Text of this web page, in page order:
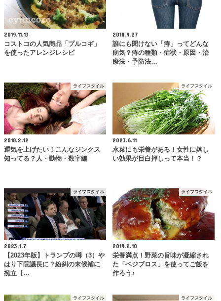
2019.11.13
コストコの人気商品「プルコギ」
を使ったアレンジレシピ
2018.9.27
誰にも聞けない「痔」ってどんな
病気？痔の種類・症状・原因・治
療法・予防法…
ライフスタイル
2018.2.12
運気を上げたい！こんなジンクス
知ってる？人・動物・数字編
ライフスタイル
2023.6.11
水菜にも栄養がある！女性に嬉し
い効果が目白押しって本当！？
ライフスタイル
2023.1.7
【2023年版】トランプの噂（3）や
はり下院議長に？紛糾の末候補に
擁立【…
ライフスタイル
2019.2.10
栄養満点！野菜の旨味が凝縮され
た「ベジブロス」を使ってご飯を
作ろう♪
ライフスタイル ライフスタイル